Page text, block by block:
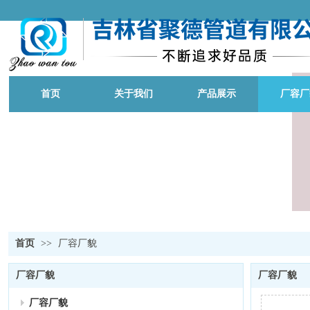
首页 关于我们 产品展示 厂容
首页 >> 厂容厂貌
厂容厂貌
厂容厂貌
厂容厂貌